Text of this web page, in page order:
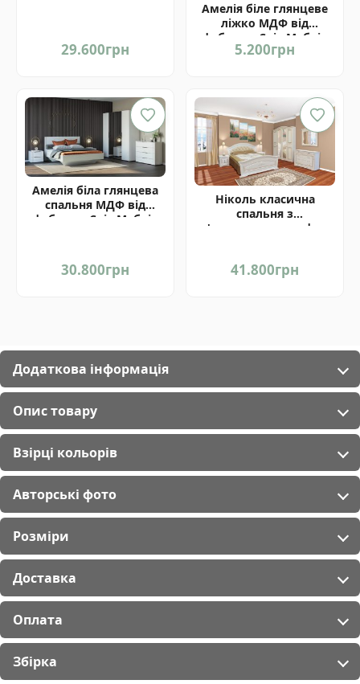
29.600грн
Амелія біле глянцеве
ліжко МДФ від
фабрики Світ Меблів
Україна
5.200грн
Амелія біла глянцева
спальня МДФ від
фабрики Світ Меблів
30.800грн
Ніколь класична
спальня з
п'ятидверною шафою
41.800грн
Додаткова інформація
Опис товару
Взірці кольорів
Авторські фото
Розміри
Доставка
Оплата
Збірка